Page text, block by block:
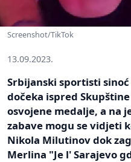
Screenshot/TikTok
13.09.2023.
Srbijanski sportisti
dočeka ispred
osvojene medalje, a na
zabave mogu se vidjeti
Nikola Milutinov dok
Merlina "Je l' Sarajevo